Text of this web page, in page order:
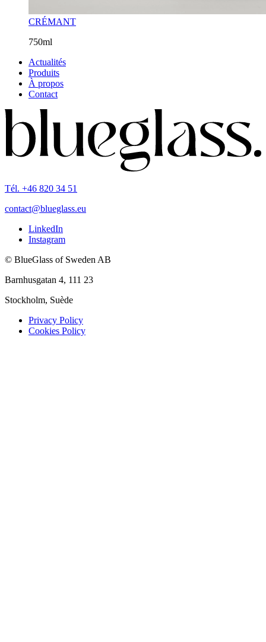
CRÉMANT
750ml
Actualités
Produits
À propos
Contact
Tél. +46 820 34 51
contact@blueglass.eu
LinkedIn
Instagram
© BlueGlass of Sweden AB
Barnhusgatan 4, 111 23
Stockholm, Suède
Privacy Policy
Cookies Policy